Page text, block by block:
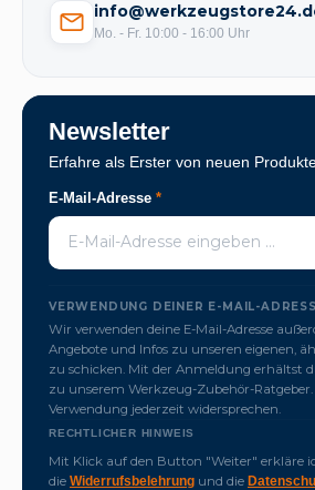
Mo. - Fr. 10:00 - 16:00 Uhr
Newsletter
Erfahre als Erster von neuen
E-Mail-Adresse *
VERWENDUNG DEINER E-MAIL-
Wir verwenden deine E-Mail-Adresse
Angebote und Infos zu unseren eigenen,
zu schicken. Mit der Anmeldung erhältst
zu unserem Werkzeug-Zubehör-
Verwendung jederzeit widersprechen.
RECHTLICHER HINWEIS
Mit Klick auf den Button "Weiter" erkläre
die Widerrufsbelehrung und die